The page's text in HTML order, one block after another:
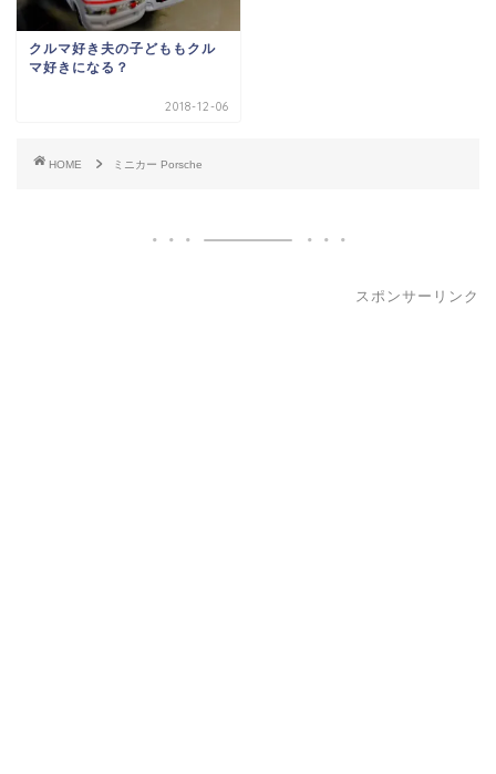
クルマ好き夫の子どももクル
マ好きになる？
2018-12-06
HOME ミニカー Porsche
スポンサーリンク